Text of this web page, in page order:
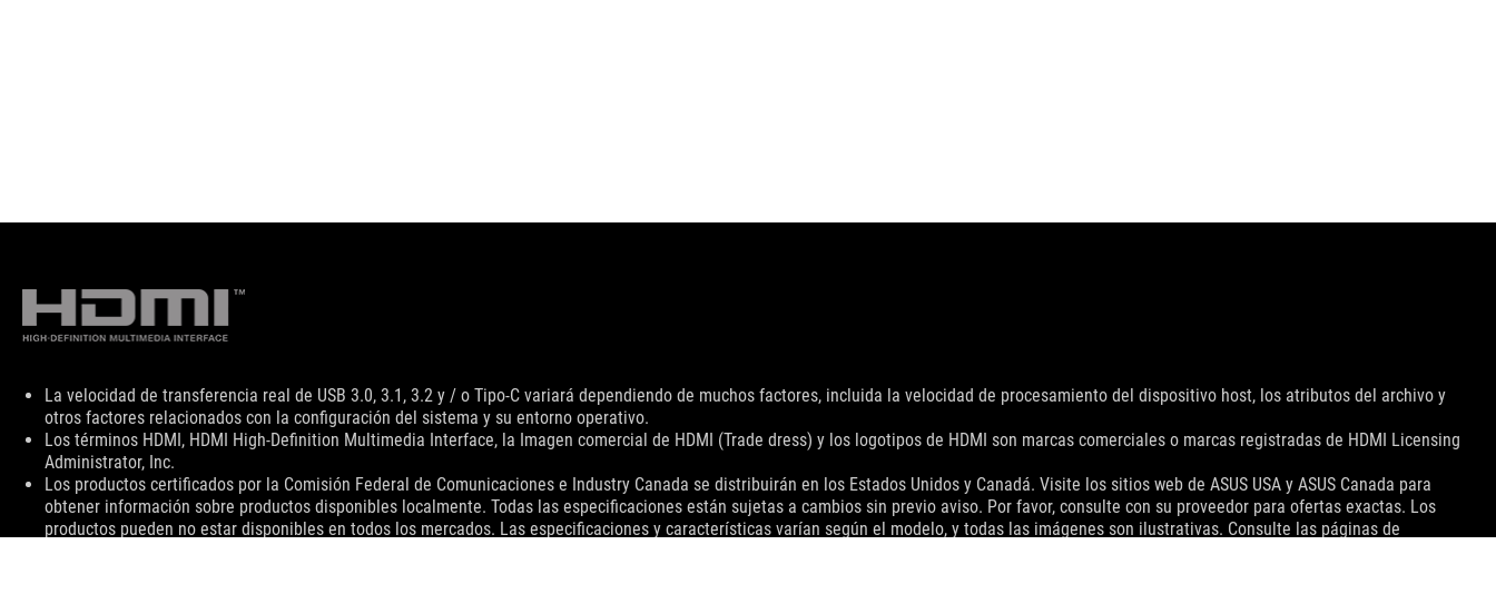
Descargo
responsabilidad
La velocidad de transferencia real de USB 3.0, 3.1, 3.2 y / o Tipo-C variará dependiendo de muchos factores, incluida la velocidad de procesamiento del dispositivo host, los atributos del archivo y
otros factores relacionados con la configuración del sistema y su entorno operativo.
Los términos HDMI, HDMI High-Definition Multimedia Interface, la Imagen comercial de HDMI (Trade dress) y los logotipos de HDMI son marcas comerciales o marcas registradas de HDMI Licensing
Administrator, Inc.
Los productos certificados por la Comisión Federal de Comunicaciones e Industry Canada se distribuirán en los Estados Unidos y Canadá. Visite los sitios web de ASUS USA y ASUS Canada para
obtener información sobre productos disponibles localmente. Todas las especificaciones están sujetas a cambios sin previo aviso. Por favor, consulte con su proveedor para ofertas exactas. Los
productos pueden no estar disponibles en todos los mercados. Las especificaciones y características varían según el modelo, y todas las imágenes son ilustrativas. Consulte las páginas de